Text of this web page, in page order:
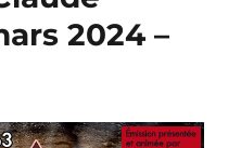
2024 –